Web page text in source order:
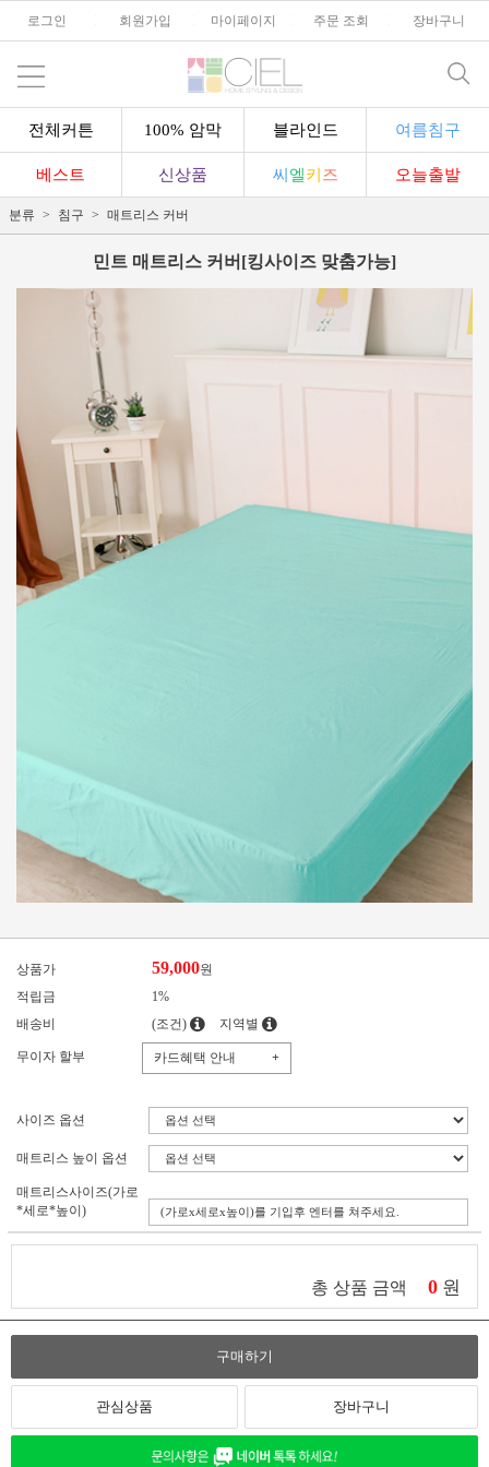
로그인 회원가입 마이페이지 주문 조회 장바구니
전체커튼 100% 암막 블라인드 여름침구
베스트 신상품 씨 엘키 즈 오늘출발
분류 침구 매트리스 커버
민트 매트리스 커버[킹사이즈 맞춤가능]
상품가 59,000원
적립금
1%
배송비
(조건) 지역별
무이자 할부 카드혜택 안내 +
사이즈 옵션
매트리스 높이 옵션
매트리스사이즈(가로
*세로*높이)
총 상품 금액 0 원
구매하기
관심상품 장바구니